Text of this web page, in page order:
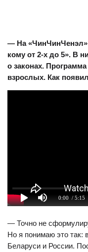
— На «ЧинЧинЧенэл»
кому от 2-х до 5». В
о законах.
взрослых. Как
0:00 / 5:15
— Точно не
Но я понимаю это так:
Беларуси и России.